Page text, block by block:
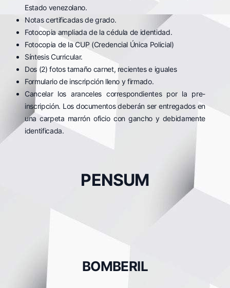
Estado venezolano.
Notas certificadas de grado.
Fotocopia ampliada de la cédula de identidad.
Fotocopia de la CUP (Credencial Única Policial)
Síntesis Curricular.
Dos (2) fotos tamaño carnet, recientes e iguales
Formulario de inscripción lleno y firmado.
Cancelar los aranceles correspondientes por la pre-
inscripción. Los documentos deberán ser entregados en
una carpeta marrón oficio con gancho y debidamente
identificada.
PENSUM
BOMBERIL